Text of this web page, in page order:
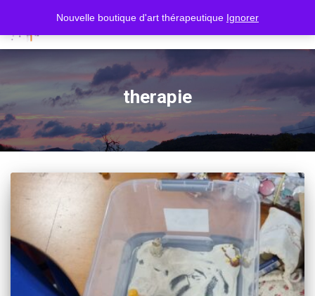
Nouvelle boutique d'art thérapeutique Ignorer
LA
therapie